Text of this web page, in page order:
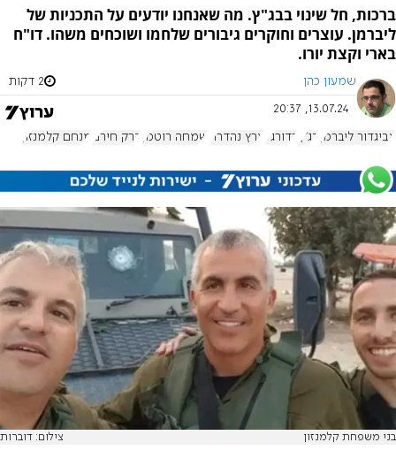
ברכות, חל שינוי בבג"ץ. מה שאנחנו יודעים על התכניות של
ליברמן. עוצרים וחוקרים גיבורים שלחמו ושוכחים משהו. דו"ח
בארי וקצת יורו.
שמעון כהן 2 דקות
13.07.24, 20:37
אביגדור ליברמן בג"ץ כדורגל ארץ נהדרת שמחה רוטמן ברק חירם מנחם קלמנזון
בני משפחת קלמנזון צילום: דוברות